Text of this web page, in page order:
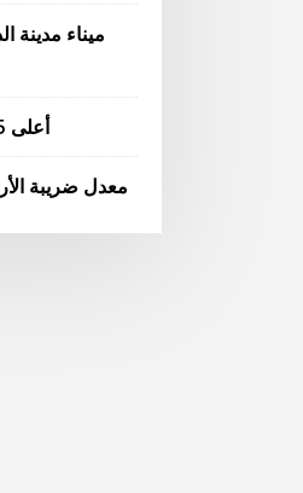
ميناء مدينة
أعلى 5 شركات تجارة السلع في الهند
معدل ضريبة